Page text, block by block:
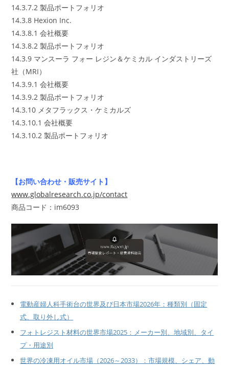
14.3.7.2 製品ポートフォリオ
14.3.8 Hexion Inc.
14.3.8.1 会社概要
14.3.8.2 製品ポートフォリオ
14.3.9 マンスーラ フォー レジン＆ケミカル インダストリーズ
社（MRI）
14.3.9.1 会社概要
14.3.9.2 製品ポートフォリオ
14.3.10 メタフラックス・ケミカルズ
14.3.10.1 会社概要
14.3.10.2 製品ポートフォリオ
【お問い合わせ・販売サイト】
www.globalresearch.co.jp/contact
商品コード：im6093
電動産婦人科手術台の世界及び日本市場2026年：種類別（固定
式、取り外し式）
フォトレジスト材料の世界市場2025：メーカー別、地域別、タイ
プ・用途別
世界の冷凍用オイル市場（2026～2033）：市場規模、シェア、動